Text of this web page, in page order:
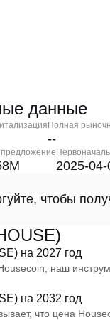
данные
Полная
--
2025-04-
чтобы
на 2027 год
наш
на 2032 год
что цена